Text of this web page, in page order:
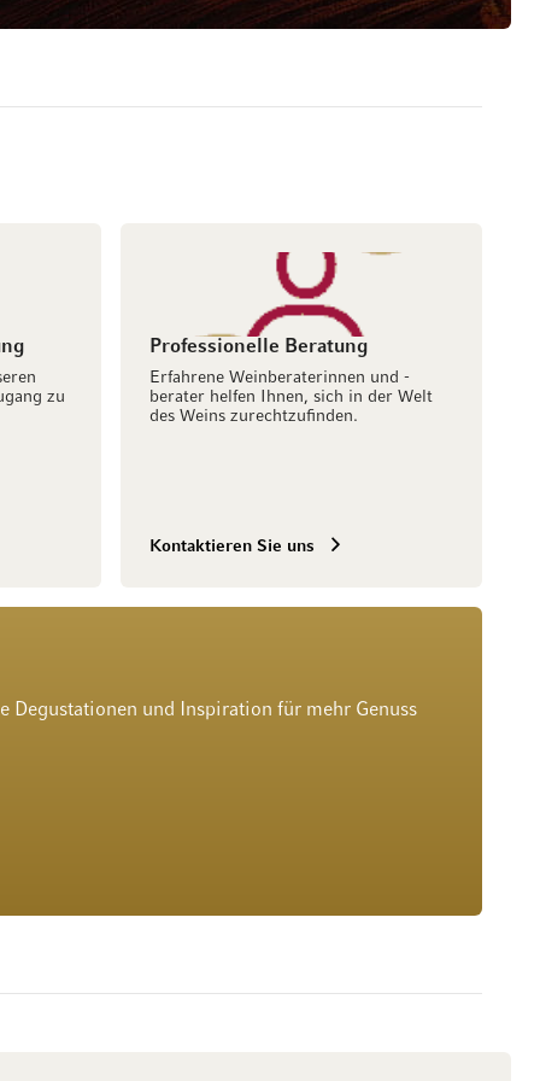
zu
Professionelle Beratung
Erfahrene Weinberaterinnen und -
berater helfen Ihnen, sich in der Welt
des Weins zurechtzufinden.
Kontaktieren Sie uns
Degustationen und Inspiration für mehr Genuss